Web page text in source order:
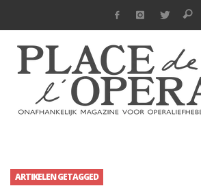
ARTIKELEN GETAGGED